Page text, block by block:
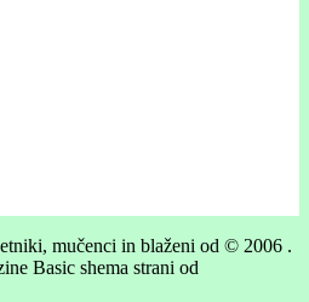
mučenci in blaženi od © 2006 .
Basic shema strani od